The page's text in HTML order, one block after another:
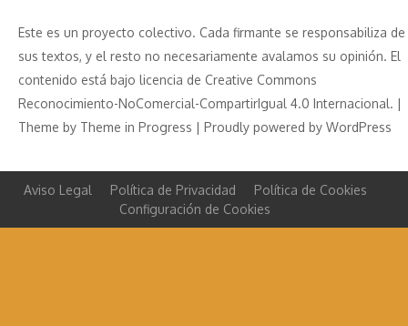
Este es un proyecto colectivo. Cada firmante se responsabiliza de
sus textos, y el resto no necesariamente avalamos su opinión. El
contenido está bajo licencia de Creative Commons
Reconocimiento-NoComercial-CompartirIgual 4.0 Internacional. |
Theme by Theme in Progress | Proudly powered by WordPress
Aviso Legal Política de Privacidad
Política de Cookies
Configuración de Cookies